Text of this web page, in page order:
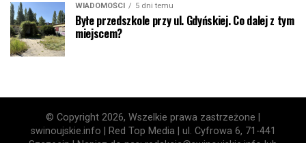
WIADOMOŚCI 5 dni temu
Byłe przedszkole przy ul. Gdyńskiej. Co dalej z tym
miejscem?
© Copyright 2026, Wszelkie prawa zastrzeżone |
swinoujskie.info | Red Top Media | ul. Cyfrowa 6, 71-441